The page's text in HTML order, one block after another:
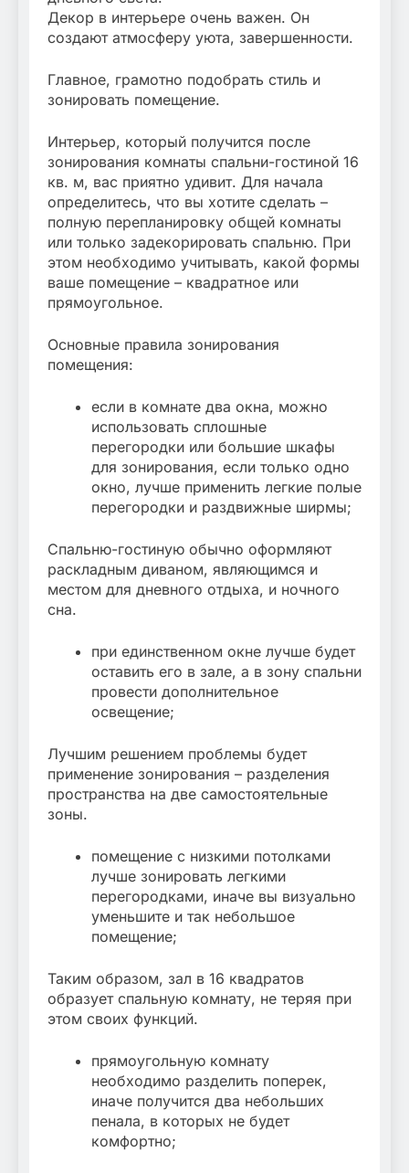
Декор в интерьере очень важен. Он
создают атмосферу уюта, завершенности.
Главное, грамотно подобрать стиль и
зонировать помещение.
Интерьер, который получится после
зонирования комнаты спальни-гостиной 16
кв. м, вас приятно удивит. Для начала
определитесь, что вы хотите сделать –
полную перепланировку общей комнаты
или только задекорировать спальню. При
этом необходимо учитывать, какой формы
ваше помещение – квадратное или
прямоугольное.
Основные правила зонирования
помещения:
если в комнате два окна, можно
использовать сплошные
перегородки или большие шкафы
для зонирования, если только одно
окно, лучше применить легкие полые
перегородки и раздвижные ширмы;
Спальню-гостиную обычно оформляют
раскладным диваном, являющимся и
местом для дневного отдыха, и ночного
сна.
при единственном окне лучше будет
оставить его в зале, а в зону спальни
провести дополнительное
освещение;
Лучшим решением проблемы будет
применение зонирования – разделения
пространства на две самостоятельные
зоны.
помещение с низкими потолками
лучше зонировать легкими
перегородками, иначе вы визуально
уменьшите и так небольшое
помещение;
Таким образом, зал в 16 квадратов
образует спальную комнату, не теряя при
этом своих функций.
прямоугольную комнату
необходимо разделить поперек,
иначе получится два небольших
пенала, в которых не будет
комфортно;